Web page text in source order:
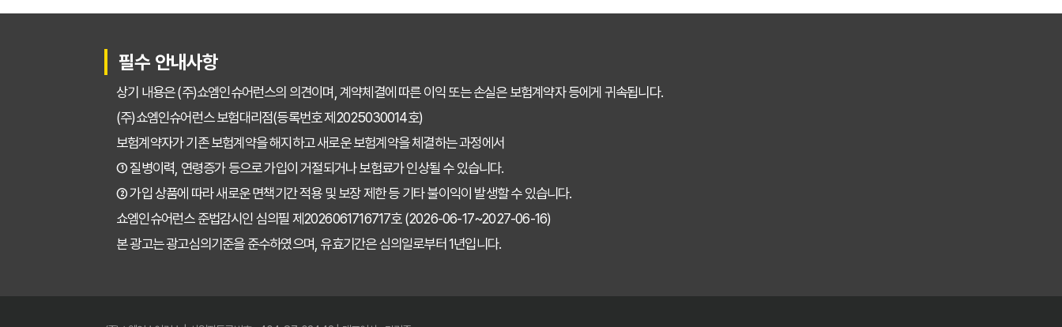
필수 안내사항
상기 내용은 (주)쇼엠인슈어런스의 의견이며, 계약체결에 따른 이익 또는 손실은 보험계약자 등에게 귀속됩니다.
(주)쇼엠인슈어런스 보험대리점(등록번호 제2025030014호)
보험계약자가 기존 보험계약을 해지하고 새로운 보험계약을 체결하는 과정에서
① 질병이력, 연령증가 등으로 가입이 거절되거나 보험료가 인상될 수 있습니다.
② 가입 상품에 따라 새로운 면책기간 적용 및 보장 제한 등 기타 불이익이 발생할 수 있습니다.
쇼엠인슈어런스 준법감시인 심의필 제2026061716717호 (2026-06-17~2027-06-16)
본 광고는 광고심의기준을 준수하였으며, 유효기간은 심의일로부터 1년입니다.